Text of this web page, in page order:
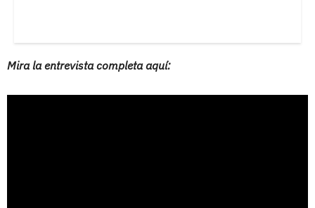
Mira la entrevista completa aquí: